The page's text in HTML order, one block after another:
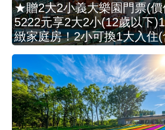
★贈2大2小義大樂園門票(價
5222元享2大2小(12歲以下
緻家庭房！2小可換1大入住